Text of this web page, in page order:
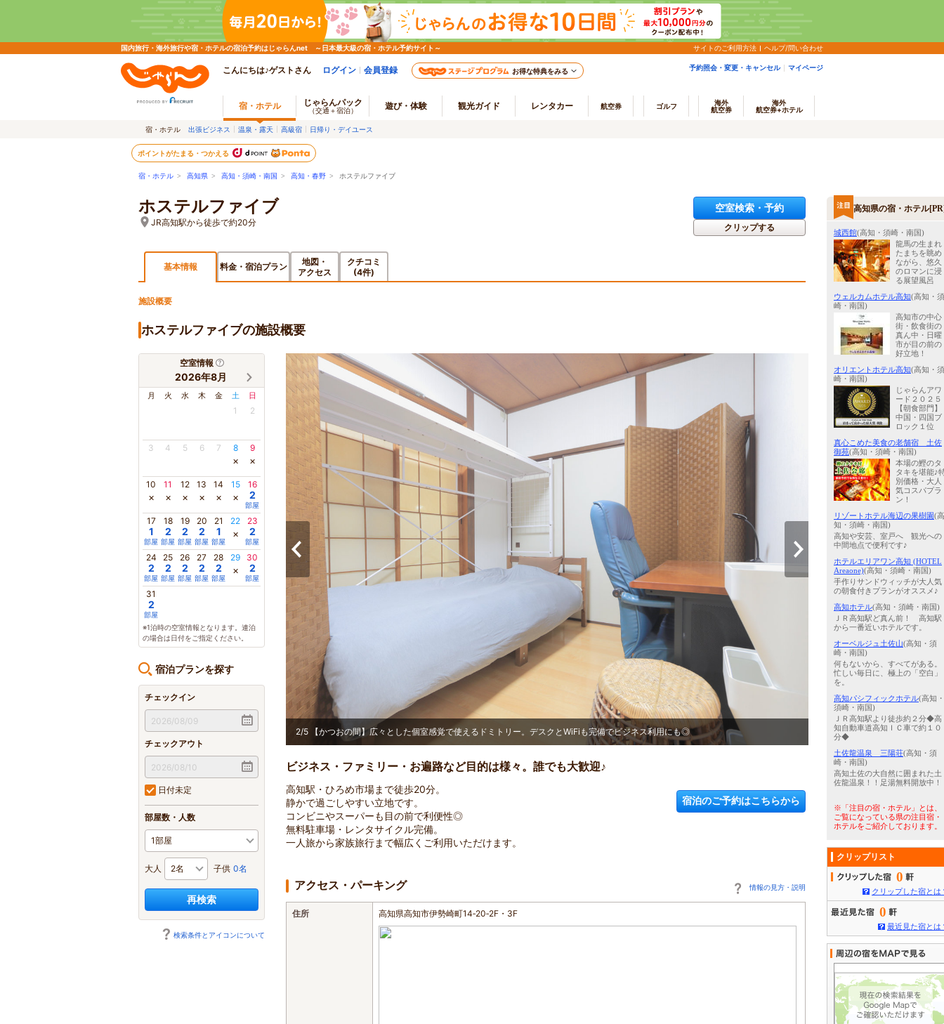
国内旅行・海外旅行や宿・ホテルの宿泊予約はじゃらんnet ～日本最大級の宿・ホテル予約サイト～ サイトのご利用方法 ヘルプ/問い合わせ
こんにちは♪ゲストさん ログイン 会員登録 お得な特典をみる 予約照会・変更・キャンセル マイページ
宿・ホテル じゃらんパック
（交通＋宿泊） 遊び・体験 観光ガイド レンタカー 航空券 ゴルフ
海外
航空券
海外
航空券+ホテル
宿・ホテル 出張ビジネス 温泉・露天 高級宿 日帰り・デイユース
ポイントがたまる・つかえる
宿・ホテル > 高知県 > 高知・須崎・南国 > 高知・春野 > ホステルファイブ
ホステルファイブ
JR高知駅から徒歩で約20分
空室検索・予約
クリップする
基本情報 料金・宿泊プラン
地図・
アクセス
クチコミ
(4件)
施設概要
ホステルファイブの施設概要
空室情報
2026年8月
月 火 水 木 金 土 日
1 2
3 4 5 6 7 8
×
9
×
10
×
11
×
12
×
13
×
14
×
15
×
16
2
部屋
17
1
部屋
18
2
部屋
19
2
部屋
20
2
部屋
21
1
部屋
22
×
23
2
部屋
24
2
部屋
25
2
部屋
26
2
部屋
27
2
部屋
28
2
部屋
29
×
30
2
部屋
31
2
部屋
※1泊時の空室情報となります。連泊
の場合は日付をご指定ください。
宿泊プランを探す
チェックイン
チェックアウト
日付未定
部屋数・人数
大人 子供 0名
再検索
検索条件とアイコンについて
とりあるベッドでお子様との添い寝も安心♪ 2/5 【かつおの間】広々とした個室感覚で使えるドミトリー。デスクとWiFiも完備でビジネス利用にも◎ 高知観光に欠かせない人気
ビジネス・ファミリー・お遍路など目的は様々。誰でも大歓迎♪
高知駅・ひろめ市場まで徒歩20分。
静かで過ごしやすい立地です。
コンビニやスーパーも目の前で利便性◎
無料駐車場・レンタサイクル完備。
一人旅から家族旅行まで幅広くご利用いただけます。
宿泊のご予約はこちらから
アクセス・パーキング 情報の見方・説明
住所 高知県高知市伊勢崎町14‐20‐2F・3F
高知県の宿・ホテル
城西館(高知・須崎・南国)
龍馬の生まれ
たまちを眺め
ながら、悠久
のロマンに浸
る展望風呂
ウェルカムホテル高知(高知・須
崎・南国)
高知市の中心
街・飲食街の
真ん中・日曜
市が目の前の
好立地！
オリエントホテル高知(高知・須
崎・南国)
じゃらんアワ
ード２０２５
【朝食部門】
中国・四国ブ
ロック１位
真心こめた美食の老舗宿 土佐
御苑(高知・須崎・南国)
本場の鰹のタ
タキを堪能♪
別価格・大人
気コスパプラ
ン！
リゾートホテル海辺の果樹園(高
知・須崎・南国)
高知や安芸、室戸へ 観光への
中間地点で便利です♪
ホテルエリアワン高知 (HOTEL
Areaone)(高知・須崎・南国)
手作りサンドウィッチが大人気
の朝食付きプランがオススメ♪
高知ホテル(高知・須崎・南国)
ＪＲ高知駅ど真ん前！ 高知駅
から一番近いホテルです。
オーベルジュ土佐山(高知・須
崎・南国)
何もないから、すべてがある。
忙しい毎日に、極上の「空白」
を。
高知パシフィックホテル(高知・
須崎・南国)
ＪＲ高知駅より徒歩約２分◆高
知自動車道高知ＩＣ車で約１０
分◆
土佐龍温泉 三陽荘(高知・須
崎・南国)
高知土佐の大自然に囲まれた土
佐龍温泉！！足湯無料開放中！
※「注目の宿・ホテル」とは、
ご覧になっている県の注目宿・
ホテルをご紹介しております。
クリップリスト
0
クリップした宿とは
0
最近見た宿とは